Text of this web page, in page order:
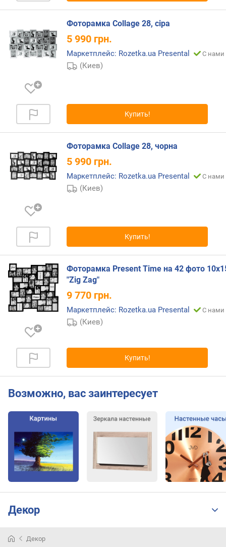
Фоторамка Collage 28, сіра
5 990 грн.
Маркетплейс: Rozetka.ua Presental С нами
(Киев)
Купить!
Фоторамка Collage 28, чорна
5 990 грн.
Маркетплейс: Rozetka.ua Presental С нами
(Киев)
Купить!
Фоторамка Present Time на 42 фото
"Zig Zag"
9 770 грн.
Маркетплейс: Rozetka.ua Presental С нами
(Киев)
Купить!
Возможно, вас заинтересует
Декор
Декор